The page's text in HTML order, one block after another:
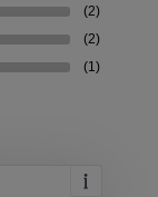
(2)
(2)
(1)